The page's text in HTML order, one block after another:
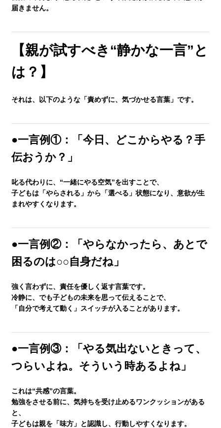
求人情報
届きません。
【親が試すべき“静かな一言”と
は？】
それは、以下のような「責めずに、気づかせる言葉」です。
●一言例①：「今日、どこからやる？手
伝おうか？」
叱る代わりに、“一緒にやる空気”を出すことで、
子どもは「やらされる」から「選べる」状態になり、意欲が生
まれやすくなります。
●一言例②：「やらなかったら、あとで
困るのは○○自身だね」
強く言わずに、責任を優しく返す言葉です。
冷静に、でも子どもの未来を思って伝えることで、
「自分で考えて動く」スイッチが入ることがあります。
●一言例③：「やる気出ないときって、
つらいよね。そういう時あるよね」
これは“共感”の言葉。
勉強をさせる前に、気持ちを受け止めるワンクッションがある
と、
子どもは親を「味方」と認識し、行動しやすくなります。